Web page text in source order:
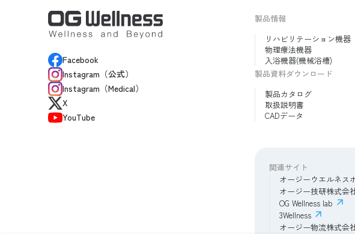
Facebook
Instagram（公式）
Instagram（Medical）
X
YouTube
製品情報
リハビリテーション機器
物理療法機器
入浴機器(機械浴槽)
製品資料ダウンロード
製品カタログ
取扱説明書
CADデータ
関連サイト
オージーウエルネス
オージー技研株式会
OG Wellness lab
3Wellness
オージー物流株式会